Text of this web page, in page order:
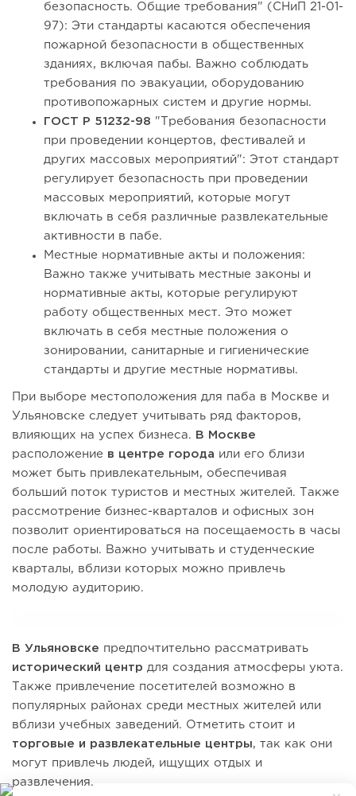
безопасность. Общие требования" (СНиП 21-01-
97): Эти стандарты касаются обеспечения
пожарной безопасности в общественных
зданиях, включая пабы. Важно соблюдать
требования по эвакуации, оборудованию
противопожарных систем и другие нормы.
ГОСТ Р 51232-98 "Требования безопасности
при проведении концертов, фестивалей и
других массовых мероприятий": Этот стандарт
регулирует безопасность при проведении
массовых мероприятий, которые могут
включать в себя различные развлекательные
активности в пабе.
Местные нормативные акты и положения:
Важно также учитывать местные законы и
нормативные акты, которые регулируют
работу общественных мест. Это может
включать в себя местные положения о
зонировании, санитарные и гигиенические
стандарты и другие местные нормативы.
При выборе местоположения для паба в Москве и
Ульяновске следует учитывать ряд факторов,
влияющих на успех бизнеса. В Москве
расположение в центре города или его близи
может быть привлекательным, обеспечивая
больший поток туристов и местных жителей. Также
рассмотрение бизнес-кварталов и офисных зон
позволит ориентироваться на посещаемость в часы
после работы. Важно учитывать и студенческие
кварталы, вблизи которых можно привлечь
молодую аудиторию.
В Ульяновске предпочтительно рассматривать
исторический центр для создания атмосферы уюта.
Также привлечение посетителей возможно в
популярных районах среди местных жителей или
вблизи учебных заведений. Отметить стоит и
торговые и развлекательные центры, так как они
могут привлечь людей, ищущих отдых и
развлечения.